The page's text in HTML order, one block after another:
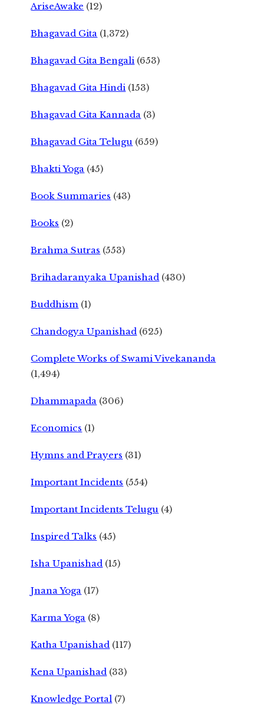
AriseAwake (12)
Bhagavad Gita (1,372)
Bhagavad Gita Bengali (653)
Bhagavad Gita Hindi (153)
Bhagavad Gita Kannada (3)
Bhagavad Gita Telugu (659)
Bhakti Yoga (45)
Book Summaries (43)
Books (2)
Brahma Sutras (553)
Brihadaranyaka Upanishad (430)
Buddhism (1)
Chandogya Upanishad (625)
Complete Works of Swami Vivekananda
(1,494)
Dhammapada (306)
Economics (1)
Hymns and Prayers (31)
Important Incidents (554)
Important Incidents Telugu (4)
Inspired Talks (45)
Isha Upanishad (15)
Jnana Yoga (17)
Karma Yoga (8)
Katha Upanishad (117)
Kena Upanishad (33)
Knowledge Portal (7)